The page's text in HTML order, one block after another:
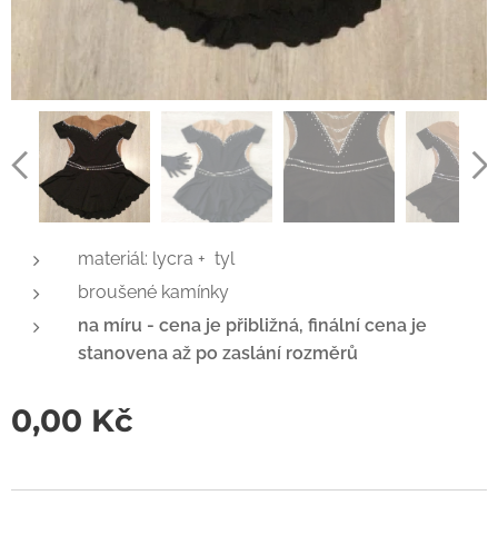
materiál: lycra + tyl
broušené kamínky
na míru - cena je přibližná, finální cena je
stanovena až po zaslání rozměrů
0,00 Kč